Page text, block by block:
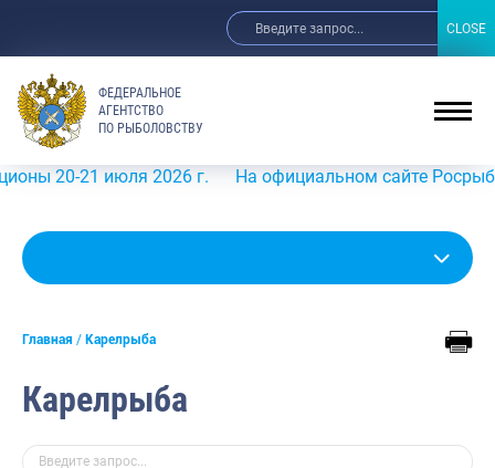
ФЕДЕРАЛЬНОЕ
АГЕНТСТВО
ПО РЫБОЛОВСТВУ
21 июля 2026 г. На официальном сайте
Главная Карелрыба
Карелрыба
CLOSE
CLOSE